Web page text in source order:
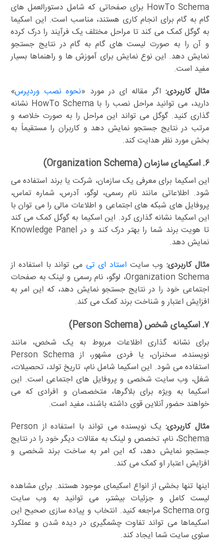
HowTo Schema برای صفحاتی که شامل دستورالعمل های
گام به گام برای انجام کاری هستند، مناسب است. این اسکیما
به گوگل کمک می کند تا مراحل مختلف یک فرآیند را درک کرده
و آن را به صورت لیست های گام به گام در نتایج جستجو
نمایش دهد. این نوع نمایش برای آموزش ها و راهنماها بسیار
مفید است.
مثال کاربردی: اگر مقاله ای در مورد «نحوه نصب وردپرس»
دارید، می توانید مراحل نصب را با HowTo Schema نشانه
گذاری کنید. گوگل می تواند این مراحل را به صورت خلاصه و
مرتب در نتایج جستجو نمایش دهد و کاربران را مستقیماً به
بخش مورد نظر هدایت کند.
۶. اسکیمای سازمان (Organization Schema)
این اسکیما برای معرفی یک سازمان، شرکت یا برند استفاده می
شود. اطلاعاتی مانند نام رسمی، لوگو، آدرس، شماره تماس،
پروفایل های شبکه های اجتماعی و اطلاعات مالی را می توان با
این اسکیما نشانه گذاری کرد. این اسکیما به گوگل کمک می کند
تا هویت برند شما را بهتر درک کند و در Knowledge Panel
نمایش دهد.
مثال کاربردی:وب سایت استاد ای تی می تواند با استفاده از
Organization Schema، لوگو، نام رسمی و لینک به صفحات
اجتماعی خود را در نتایج جستجو نمایش دهد، که این امر به
افزایش اعتبار و شناخت برند کمک می کند.
۷. اسکیمای شخص (Person Schema)
برای نشانه گذاری اطلاعات مربوط به یک شخص، مانند
نویسنده، سخنران، یا فردی مشهور، از Person Schema
استفاده می شود. این اسکیما شامل نام، تاریخ تولد، تحصیلات،
شغل، وب سایت شخصی و پروفایل های اجتماعی است. این
اسکیما به ویژه برای بلاگرها، متخصصان و افرادی که می
خواهند حضور آنلاین قوی داشته باشند، مفید است.
مثال کاربردی:
یک نویسنده می تواند با استفاده از Person
Schema، نام، تخصص و لینک به مقالات دیگر خود را در نتایج
جستجو نمایش دهد، که این امر به ساخت برند شخصی و
افزایش اعتبار او کمک می کند.
اینها تنها بخشی از انواع اسکیمای موجود هستند. برای مشاهده
لیست کامل و جزئیات بیشتر، می توانید به وب سایت
Schema.org مراجعه کنید. انتخاب و پیاده سازی صحیح این
اسکیماها می تواند تفاوت چشمگیری در دیده شدن و عملکرد
سئوی سایت شما ایجاد کند.